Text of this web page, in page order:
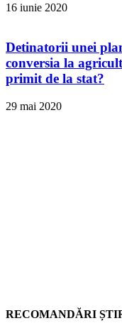
16 iunie 2020
Detinatorii unei
conversia la
primit de la stat?
29 mai 2020
RECOMANDĂRI